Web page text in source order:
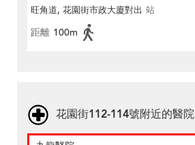
旺角道, 花園街市政大廈對出 站
距離 100m
花園街112-114號附近的醫院